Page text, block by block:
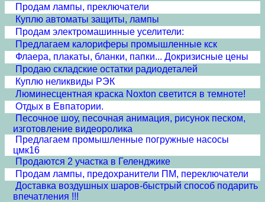
Продам лампы, преключатели
Куплю автоматы защиты, лампы
Продам электромашинные уселители:
Предлагаем калориферы промышленные кск
Флаера, плакаты, бланки, папки... Докризисные цены
Продаю складские остатки радиодеталей
Куплю неликвиды РЭК
Люминесцентная краска Noxton светится в темноте!
Отдых в Евпатории.
Песочное шоу, песочная анимация, рисунок песком,
изготовление видеоролика
Предлагаем промышленные погружные насосы
цмк16
Продаются 2 участка в Геленджике
Продам лампы, предохранители ПМ, переключатели
Доставка воздушных шаров-быстрый способ подарить
впечатления !!!